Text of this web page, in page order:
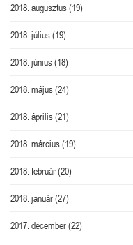
2018. augusztus(19)
2018. július(19)
2018. június(18)
2018. május(24)
2018. április(21)
2018. március(19)
2018. február(20)
2018. január(27)
2017. december(22)